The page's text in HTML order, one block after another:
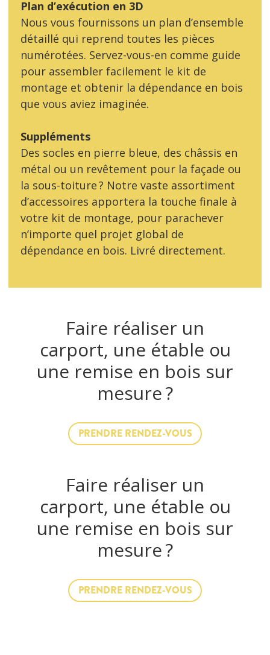
Plan d’exécution en 3D
Nous vous fournissons un plan d’ensemble
détaillé qui reprend toutes les pièces
numérotées. Servez-vous-en comme guide
pour assembler facilement le kit de
montage et obtenir la dépendance en bois
que vous aviez imaginée.
Suppléments
Des socles en pierre bleue, des châssis en
métal ou un revêtement pour la façade ou
la sous-toiture ? Notre vaste assortiment
d’accessoires apportera la touche finale à
votre kit de montage, pour parachever
n’importe quel projet global de
dépendance en bois. Livré directement.
Faire réaliser un
carport, une étable ou
une remise en bois sur
mesure ?
PRENDRE RENDEZ-VOUS
Faire réaliser un
carport, une étable ou
une remise en bois sur
mesure ?
PRENDRE RENDEZ-VOUS